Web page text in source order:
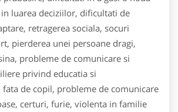
luarea deciziilor, dificultati de
retragerea sociala, socuri
pierderea unei persoane dragi,
probleme de comunicare si
privind educatia si
de copil, probleme de comunicare
certuri, furie, violenta in familie